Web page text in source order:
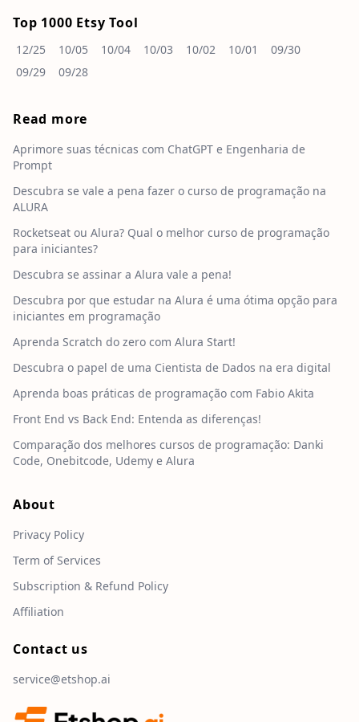
Top 1000 Etsy Tool
12/25 10/05 10/04 10/03 10/02 10/01
09/30
09/29
09/28
Read more
Aprimore suas técnicas com ChatGPT e Engenharia de
Prompt
Descubra se vale a pena fazer o curso de programação na
ALURA
Rocketseat ou Alura? Qual o melhor curso de programação
para iniciantes?
Descubra se assinar a Alura vale a pena!
Descubra por que estudar na Alura é uma ótima opção para
iniciantes em programação
Aprenda Scratch do zero com Alura Start!
Descubra o papel de uma Cientista de Dados na era digital
Aprenda boas práticas de programação com Fabio Akita
Front End vs Back End: Entenda as diferenças!
Comparação dos melhores cursos de programação: Danki
Code, Onebitcode, Udemy e Alura
About
Privacy Policy
Term of Services
Subscription & Refund Policy
Affiliation
Contact us
service@etshop.ai